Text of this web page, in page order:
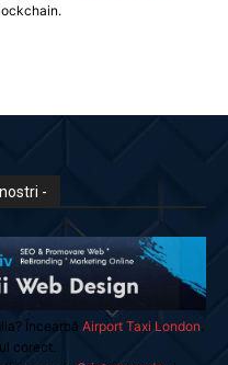
-
Încearcă Airport Taxi London
corect.